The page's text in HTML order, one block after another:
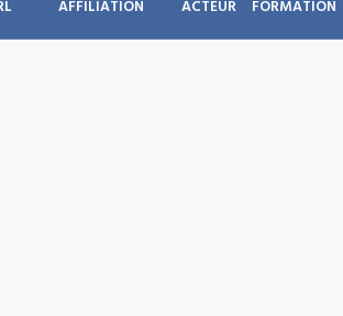
AFFILIATION
ACTEUR
FORMATION